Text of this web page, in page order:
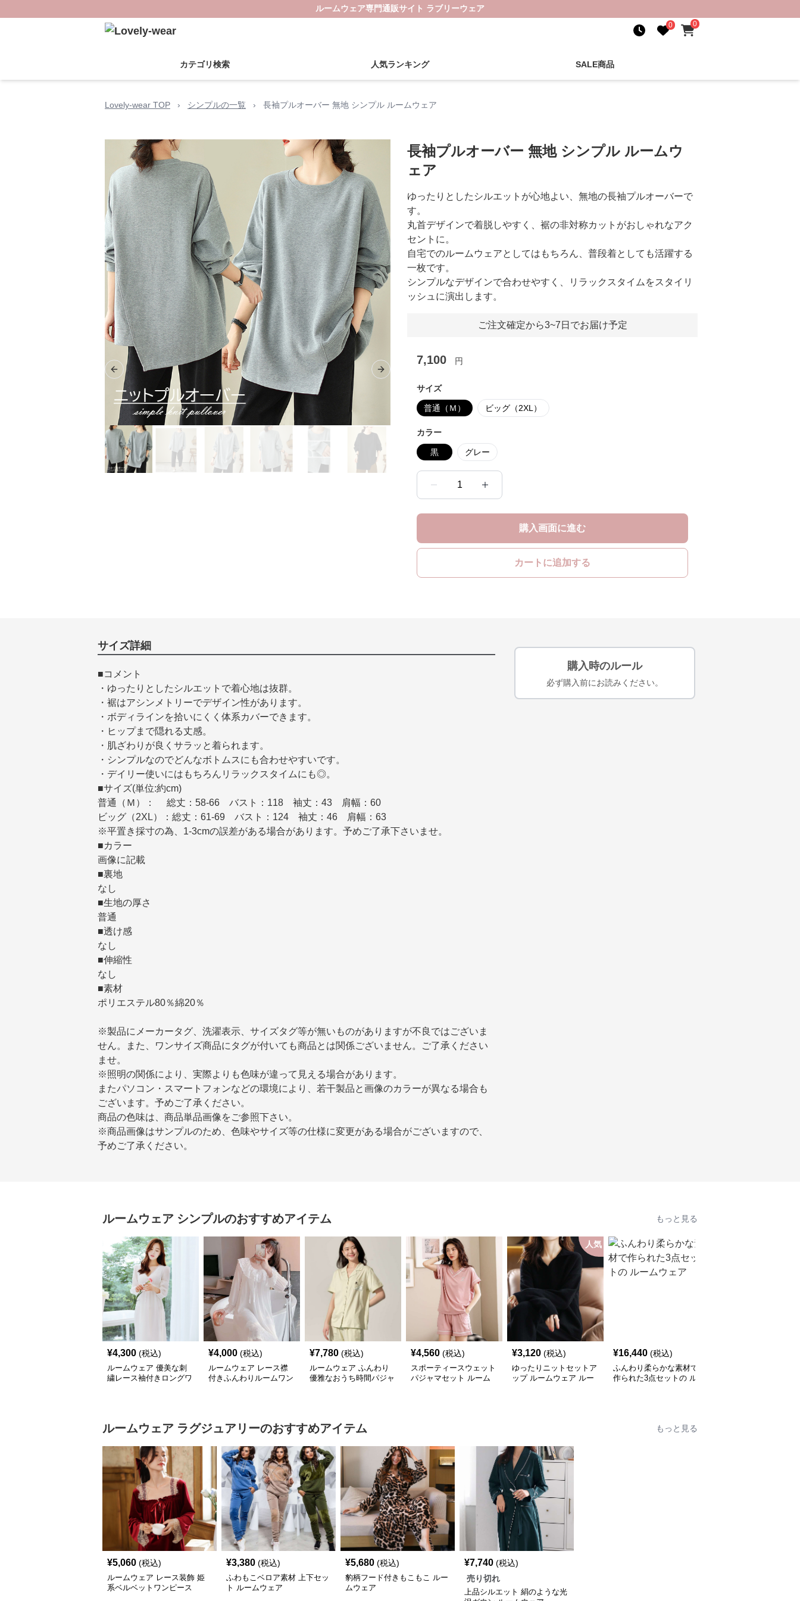
ルームウェア専門通販サイト ラブリーウェア
0 0
カテゴリ検索 人気ランキング SALE商品
Lovely-wear TOP › シンプルの一覧 › 長袖プルオーバー 無地 シンプル ルームウェア
Previous slide Next slide
長袖プルオーバー 無地 シンプル ルームウ
ェア
ゆったりとしたシルエットが心地よい、無地の長袖プルオーバーで
す。
丸首デザインで着脱しやすく、裾の非対称カットがおしゃれなアク
セントに。
自宅でのルームウェアとしてはもちろん、普段着としても活躍する
一枚です。
シンプルなデザインで合わせやすく、リラックスタイムをスタイリ
ッシュに演出します。
ご注文確定から3~7日でお届け予定
7,100 円
サイズ
普通（Ｍ） ビッグ（2XL）
カラー
黒 グレー
1
購入画面に進む
カートに追加する
サイズ詳細
■コメント
・ゆったりとしたシルエットで着心地は抜群。
・裾はアシンメトリーでデザイン性があります。
・ボディラインを拾いにくく体系カバーできます。
・ヒップまで隠れる丈感。
・肌ざわりが良くサラッと着られます。
・シンプルなのでどんなボトムスにも合わせやすいです。
・デイリー使いにはもちろんリラックスタイムにも◎。
■サイズ(単位:約cm)
普通（Ｍ）： 総丈：58-66 バスト：118 袖丈：43 肩幅：60
ビッグ（2XL）：総丈：61-69 バスト：124 袖丈：46 肩幅：63
※平置き採寸の為、1-3cmの誤差がある場合があります。予めご了承下さいませ。
■カラー
画像に記載
■裏地
なし
■生地の厚さ
普通
■透け感
なし
■伸縮性
なし
■素材
ポリエステル80％綿20％
※製品にメーカータグ、洗濯表示、サイズタグ等が無いものがありますが不良ではございま
せん。また、ワンサイズ商品にタグが付いても商品とは関係ございません。ご了承ください
ませ。
※照明の関係により、実際よりも色味が違って見える場合があります。
またパソコン・スマートフォンなどの環境により、若干製品と画像のカラーが異なる場合も
ございます。予めご了承ください。
商品の色味は、商品単品画像をご参照下さい。
※商品画像はサンプルのため、色味やサイズ等の仕様に変更がある場合がございますので、
予めご了承ください。
購入時のルール
必ず購入前にお読みください。
ルームウェア シンプルのおすすめアイテム もっと見る
¥4,300 (税込)
ルームウェア 優美な刺
繍レース袖付きロングワ
¥4,000 (税込)
ルームウェア レース襟
付きふんわりルームワン
¥7,780 (税込)
ルームウェア ふんわり
優雅なおうち時間パジャ
¥4,560 (税込)
スポーティースウェット
パジャマセット ルーム
人気
¥3,120 (税込)
ゆったりニットセットア
ップ ルームウェア ルー
¥16,440 (税込)
ふんわり柔らかな素材で
作られた3点セットの ル
ルームウェア ラグジュアリーのおすすめアイテム もっと見る
¥5,060 (税込)
ルームウェア レース装飾 姫
系ベルベットワンピース
¥3,380 (税込)
ふわもこベロア素材 上下セッ
ト ルームウェア
¥5,680 (税込)
豹柄フード付きもこもこ ルー
ムウェア
¥7,740 (税込)
売り切れ
上品シルエット 絹のような光